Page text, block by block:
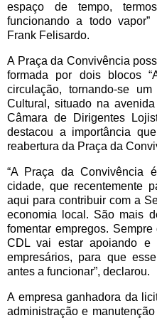
espaço de tempo,
funcionando a todo
Frank Felisardo.
A Praça da Convivência
formada por dois blocos
circulação, tornando-se
Cultural, situado na
Câmara de Dirigentes
destacou a importância
reabertura da Praça da
“A Praça da Convivência
cidade, que recentemente
aqui para contribuir com a
economia local. São mais
fomentar empregos.
CDL vai estar apoiando e
empresários, para que
antes a funcionar”, declarou.
A empresa ganhadora da
administração e